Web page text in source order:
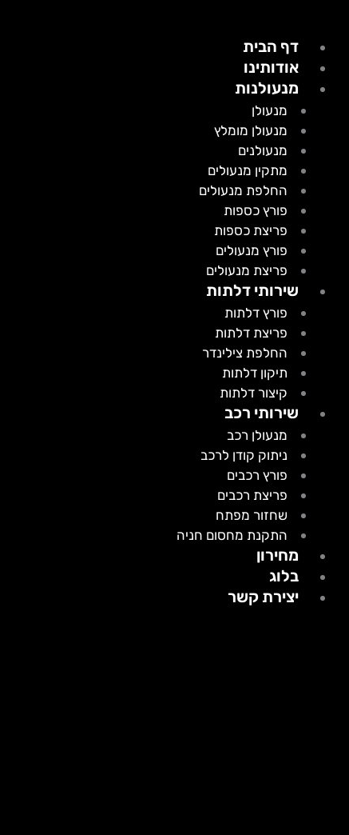
דף הבית
אודותינו
מנעולנות
מנעולן
מנעולן מומלץ
מנעולנים
מתקין מנעולים
החלפת מנעולים
פורץ כספות
פריצת כספות
פורץ מנעולים
פריצת מנעולים
שירותי דלתות
פורץ דלתות
פריצת דלתות
החלפת צילינדר
תיקון דלתות
קיצור דלתות
שירותי רכב
מנעולן רכב
ניתוק קודן לרכב
פורץ רכבים
פריצת רכבים
שחזור מפתח
התקנת מחסום חניה
מחירון
בלוג
יצירת קשר